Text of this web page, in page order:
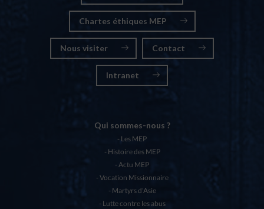
Chartes éthiques MEP
Nous visiter Contact
Intranet
Qui sommes-nous ?
Les MEP
Histoire des MEP
Actu MEP
Vocation Missionnaire
Martyrs d’Asie
Lutte contre les abus